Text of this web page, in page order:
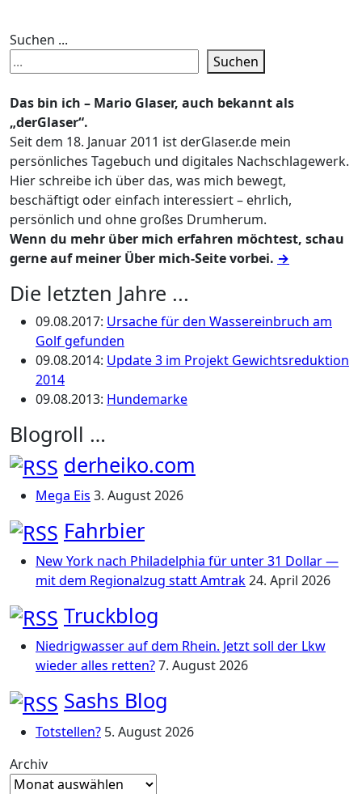
Suchen ...
Suchen
Das bin ich – Mario Glaser, auch bekannt als
„derGlaser“.
Seit dem 18. Januar 2011 ist derGlaser.de mein
persönliches Tagebuch und digitales Nachschlagewerk.
Hier schreibe ich über das, was mich bewegt,
beschäftigt oder einfach interessiert – ehrlich,
persönlich und ohne großes Drumherum.
Wenn du mehr über mich erfahren möchtest, schau
gerne auf meiner Über mich-Seite vorbei. →
Die letzten Jahre ...
09.08.2017: Ursache für den Wassereinbruch am
Golf gefunden
09.08.2014: Update 3 im Projekt Gewichtsreduktion
2014
09.08.2013: Hundemarke
Blogroll …
derheiko.com
Mega Eis 3. August 2026
Fahrbier
New York nach Philadelphia für unter 31 Dollar —
mit dem Regionalzug statt Amtrak24. April 2026
Truckblog
Niedrigwasser auf dem Rhein. Jetzt soll der Lkw
wieder alles retten?7. August 2026
Sashs Blog
Totstellen? 5. August 2026
Archiv